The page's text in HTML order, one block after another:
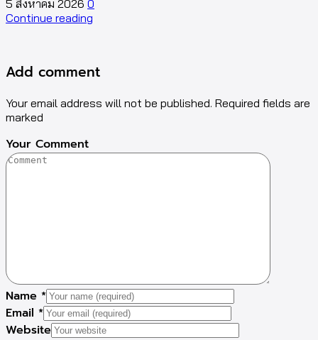
5 สิงหาคม 2026 0
Continue reading
Add comment
Your email address will not be published. Required fields are
marked
Your Comment
Name *
Email *
Website